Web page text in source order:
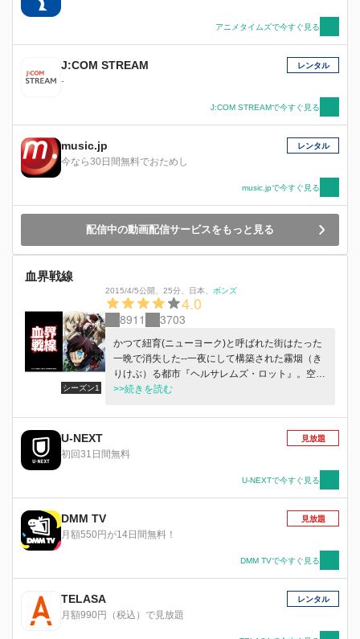
アニメタイムズで今すぐ見る
J:COM STREAM
-
レンタル
J:COM STREAMで今すぐ見る
music.jp
今なら30日間無料でおためし
レンタル
music.jpで今すぐ見る
配信中の動画配信サービスをもっと見る
血界戦線
シーズン1
2015/4/5公開 25分 日本 ボンズ
4.0
8911 3703
かつて紐育(ニューヨーク)と呼ばれた街はたった
一晩で消失した--一夜にして構築された霧烟（き
りけぶ）る都市『ヘルサレムズ・ロット』。空想
上の産物として描かれていた「異世界」を現実に
こう側であり霧の深淵を見る事は叶わない。人で
はおこしえない軌跡を実現するこの地は今後千年
の世界の覇権を握る場所とも例えられ様々な思惑
る街となる。そんな世界の均衡を保つ為に暗躍す
る組織があった。その名は「秘密結社・ライブ
ラ」少年・レオは、ふとしたきっかけからライブ
>>続きを読む
U-NEXT
初回31日間無料
見放題
U-NEXTで今すぐ見る
DMM TV
月額550円が14日間無料！
見放題
DMM TVで今すぐ見る
TELASA
月額990円（税込）で見放題
レンタル